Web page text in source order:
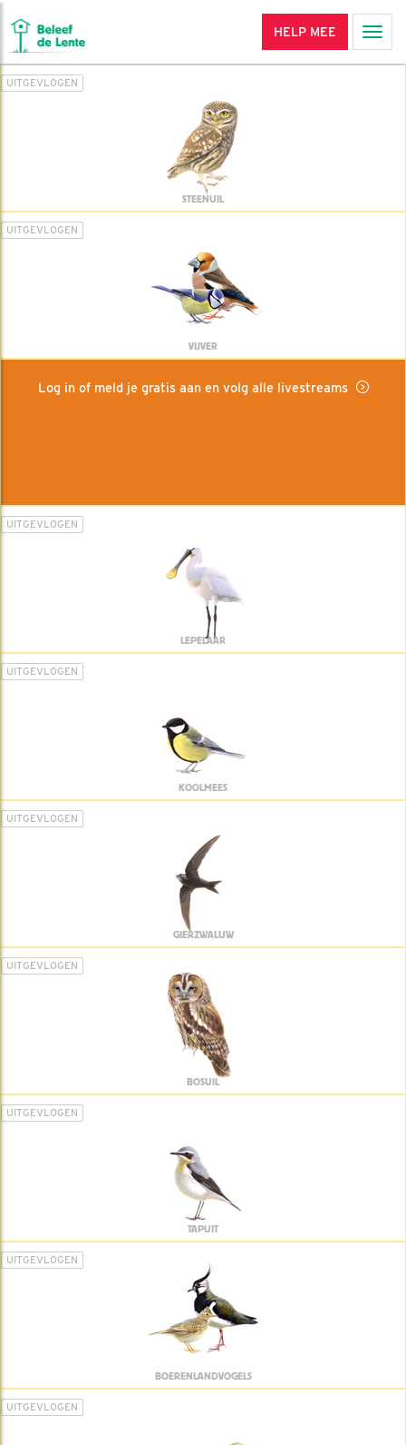
HELP MEE
UITGEVLOGEN
STEENUIL
UITGEVLOGEN
VIJVER
Log in of meld je gratis aan en volg alle livestreams
UITGEVLOGEN
LEPELAAR
UITGEVLOGEN
KOOLMEES
UITGEVLOGEN
GIERZWALUW
UITGEVLOGEN
BOSUIL
UITGEVLOGEN
TAPUIT
UITGEVLOGEN
BOERENLANDVOGELS
UITGEVLOGEN